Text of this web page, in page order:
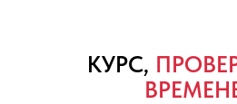
КУРС,